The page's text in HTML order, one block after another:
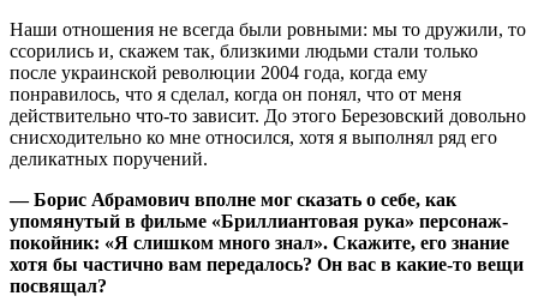
Наши отношения не всегда были ровными: мы то дружили, то
ссорились и, скажем так, близкими людьми стали только
после украинской революции 2004 года, когда ему
понравилось, что я сделал, когда он понял, что от меня
действительно что-то зависит. До этого Березовский довольно
снисходительно ко мне относился, хотя я выполнял ряд его
деликатных поручений.
— Борис Абрамович вполне мог сказать о себе, как
упомянутый в фильме «Бриллиантовая рука» персонаж-
покойник: «Я слишком много знал». Скажите, его знание
хотя бы частично вам передалось? Он вас в какие-то вещи
посвящал?